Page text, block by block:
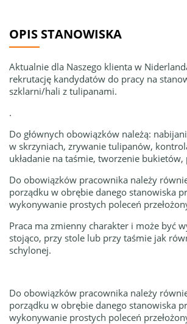
OPIS STANOWISKA
Aktualnie dla Naszego klienta w
rekrutację kandydatów do pracy na
szklarni/hali z tulipanami.
.
Do głównych obowiązków należą:
w skrzyniach, zrywanie tulipanów,
układanie na taśmie, tworzenie bukietów,
Do obowiązków pracownika należy
porządku w obrębie danego stanowiska
wykonywanie prostych poleceń
Praca ma zmienny charakter i może być
stojąco, przy stole lub przy taśmie jak
schylonej.
Do obowiązków pracownika należy
porządku w obrębie danego stanowiska
wykonywanie prostych poleceń